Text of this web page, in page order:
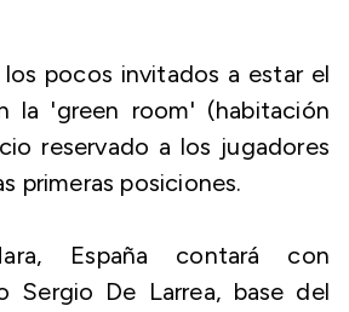
pocos invitados a estar el
la 'green room' (habitación
reservado a los jugadores
primeras posiciones.
España contará con
Sergio De Larrea, base del